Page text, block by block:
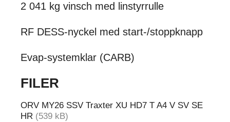
2 041 kg vinsch med linstyrrulle
RF DESS-nyckel med start-/stoppknapp
Evap-systemklar (CARB)
FILER
ORV MY26 SSV Traxter XU HD7 T A4 V SV SE
HR (539 kB)